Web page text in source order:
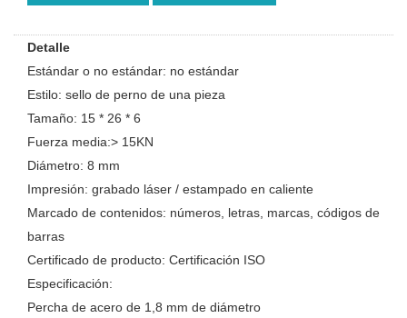
Detalle
Estándar o no estándar: no estándar
Estilo: sello de perno de una pieza
Tamaño: 15 * 26 * 6
Fuerza media:> 15KN
Diámetro: 8 mm
Impresión: grabado láser / estampado en caliente
Marcado de contenidos: números, letras, marcas, códigos de
barras
Certificado de producto: Certificación ISO
Especificación:
Percha de acero de 1,8 mm de diámetro